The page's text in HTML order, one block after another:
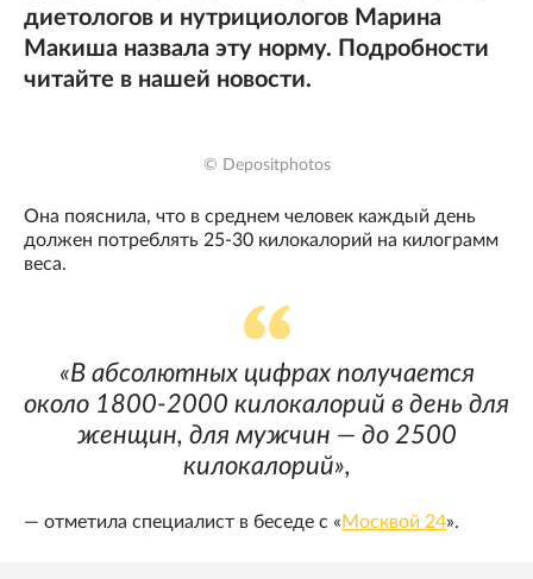
диетологов и нутрициологов Марина
Макиша назвала эту норму. Подробности
читайте в нашей новости.
© Depositphotos
Она пояснила, что в среднем человек каждый день
должен потреблять 25-30 килокалорий на килограмм
веса.
«В абсолютных цифрах получается
около 1800-2000 килокалорий в день для
женщин, для мужчин — до 2500
килокалорий»,
— отметила специалист в беседе с «Москвой 24».